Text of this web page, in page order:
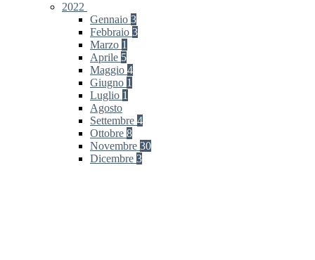
2022
Gennaio 3
Febbraio 3
Marzo 1
Aprile 5
Maggio 4
Giugno 1
Luglio 1
Agosto
Settembre 4
Ottobre 8
Novembre 30
Dicembre 3